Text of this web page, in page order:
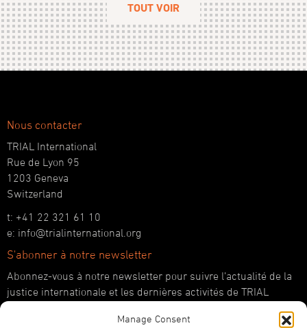
Manage Consent
TOUT VOIR
Nous contacter
TRIAL International
Rue de Lyon 95
1203 Geneva
Switzerland
t: +41 22 321 61 10
e: info@trialinternational.org
S'abonner à notre newsletter
Abonnez-vous à notre newsletter pour suivre l’actualité de la
justice internationale et les dernières activités de TRIAL